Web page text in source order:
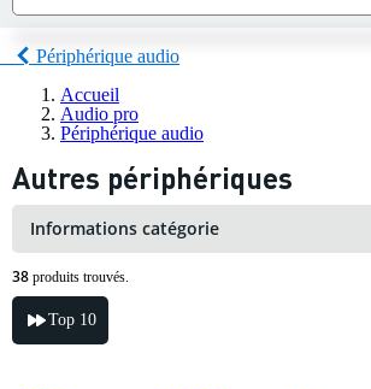
Périphérique audio
Accueil
Audio pro
Périphérique audio
Autres périphériques
Informations catégorie
38 produits trouvés.
Top 10